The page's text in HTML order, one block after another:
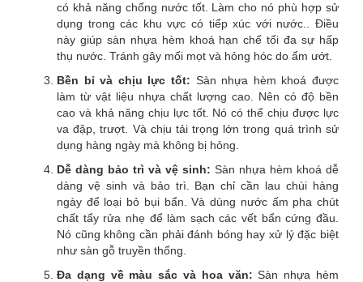
có khả năng chống nước tốt. Làm cho nó phù hợp sử
dụng trong các khu vực có tiếp xúc với nước.. Điều
này giúp sàn nhựa hèm khoá hạn chế tối đa sự hấp
thụ nước. Tránh gây mối mọt và hỏng hóc do ẩm ướt.
Bền bỉ và chịu lực tốt: Sàn nhựa hèm khoá được
làm từ vật liệu nhựa chất lượng cao. Nên có độ bền
cao và khả năng chịu lực tốt. Nó có thể chịu được lực
va đập, trượt. Và chịu tải trọng lớn trong quá trình sử
dụng hàng ngày mà không bị hỏng.
Dễ dàng bảo trì và vệ sinh: Sàn nhựa hèm khoá dễ
dàng vệ sinh và bảo trì. Bạn chỉ cần lau chùi hàng
ngày để loại bỏ bụi bẩn. Và dùng nước ấm pha chút
chất tẩy rửa nhẹ để làm sạch các vết bẩn cứng đầu.
Nó cũng không cần phải đánh bóng hay xử lý đặc biệt
như sàn gỗ truyền thống.
Đa dạng về màu sắc và hoa văn: Sàn nhựa hèm